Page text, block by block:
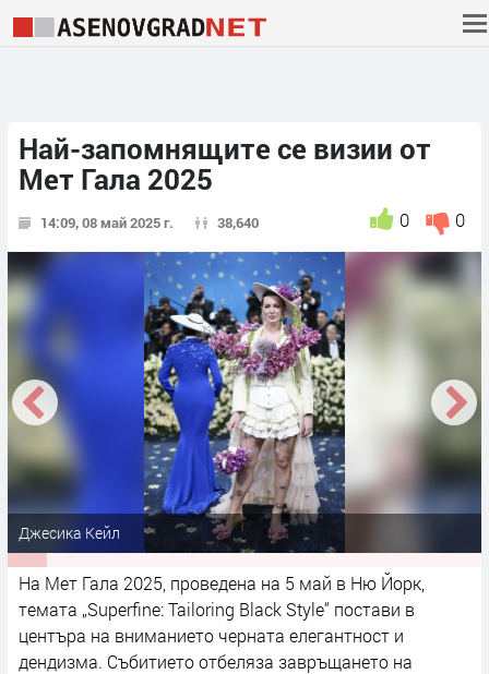
Най-запомнящите се визии от
Мет Гала 2025
14:09, 08 май 2025 г. 38,640 0
0
Джесика Кейл
На Мет Гала 2025, проведена на 5 май в Ню Йорк,
темата „Superfine: Tailoring Black Style“ постави в
центъра на вниманието черната елегантност и
дендизма. Събитието отбеляза завръщането на